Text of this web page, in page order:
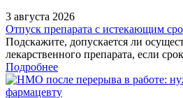
3 августа 2026
Отпуск препарата с истекающим
Подскажите, допускается ли
лекарственного препарата, если
Подробнее